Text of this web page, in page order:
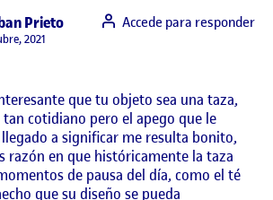
Prietosays:
2021
que tu objeto sea una taza,
cotidiano pero el apego que le
a significar me resulta bonito,
razón en que históricamente la taza
de pausa del día, como el té
que su diseño se pueda
Accede para responder